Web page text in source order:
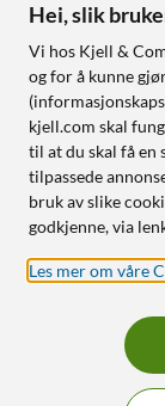
Følg oss
Handle fra:
Sverige
Norge
Hei, slik
Vi hos Kjell &
og for å kunne
kjell.com skal
til at du skal få en
tilpassede
bruk av slike
godkjenne, via
Les mer om våre